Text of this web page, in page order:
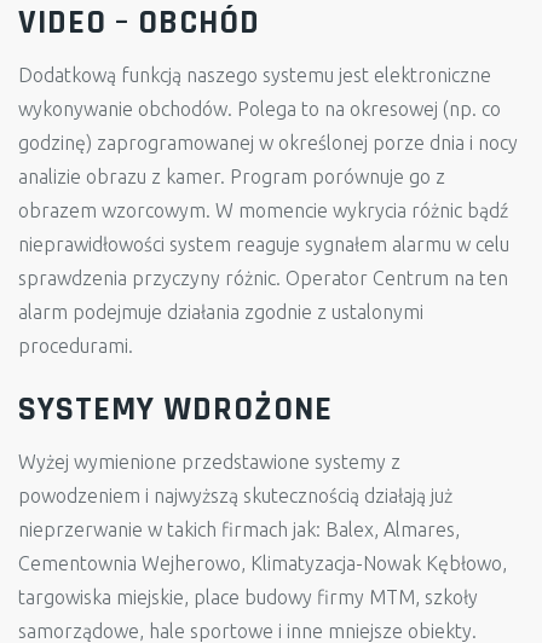
VIDEO – OBCHÓD
Dodatkową funkcją naszego systemu jest elektroniczne
wykonywanie obchodów. Polega to na okresowej (np. co
godzinę) zaprogramowanej w określonej porze dnia i nocy
analizie obrazu z kamer. Program porównuje go z
obrazem wzorcowym. W momencie wykrycia różnic bądź
nieprawidłowości system reaguje sygnałem alarmu w celu
sprawdzenia przyczyny różnic. Operator Centrum na ten
alarm podejmuje działania zgodnie z ustalonymi
procedurami.
SYSTEMY WDROŻONE
Wyżej wymienione przedstawione systemy z
powodzeniem i najwyższą skutecznością działają już
nieprzerwanie w takich firmach jak: Balex, Almares,
Cementownia Wejherowo, Klimatyzacja-Nowak Kębłowo,
targowiska miejskie, place budowy firmy MTM, szkoły
samorządowe, hale sportowe i inne mniejsze obiekty.